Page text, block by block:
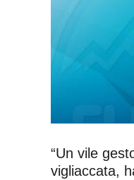
“Un vile
vigliaccata,